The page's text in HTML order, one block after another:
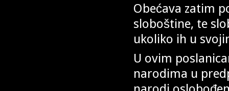
Obećava zatim
sloboštine, te
ukoliko ih u
U ovim
narodima u